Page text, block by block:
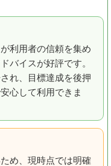
利用者の信頼を集め
バイスが好評です。
れ、目標達成を後押
心して利用できま
め、現時点では明確